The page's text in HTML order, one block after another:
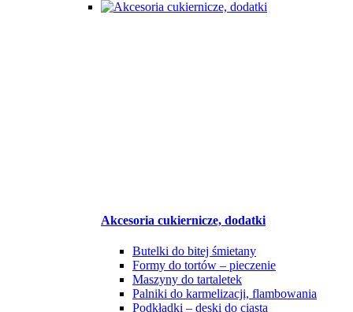
Akcesoria cukiernicze, dodatki
Butelki do bitej śmietany
Formy do tortów – pieczenie
Maszyny do tartaletek
Palniki do karmelizacji, flambowania
Podkładki – deski do ciasta